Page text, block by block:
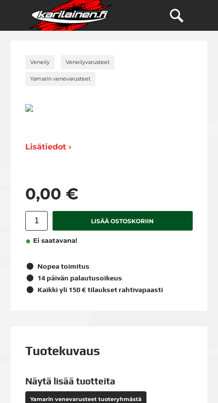
Veneily Veneilyvarusteet
Yamarin venevarusteet
Lisätiedot ›
0,00 €
LISÄÄ OSTOSKORIIN
Ei saatavana!
Nopea toimitus
14 päivän palautusoikeus
Kaikki yli 150 € tilaukset rahtivapaasti
Tuotekuvaus
Näytä lisää tuotteita
Yamarin venevarusteet tuoteryhmästä